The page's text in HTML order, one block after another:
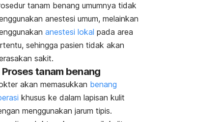
tanam benang umumnya tidak
anestesi umum, melainkan
anestesi lokal pada area
sehingga pasien tidak akan
sakit.
Proses tanam benang
akan memasukkan benang
khusus ke dalam lapisan kulit
menggunakan jarum tipis.